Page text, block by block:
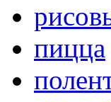
пицца